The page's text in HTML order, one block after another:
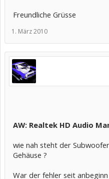
Freundliche Grüsse
1. März 2010
AW: Realtek HD Audio
wie nah steht der
Gehäuse ?
War der fehler seit